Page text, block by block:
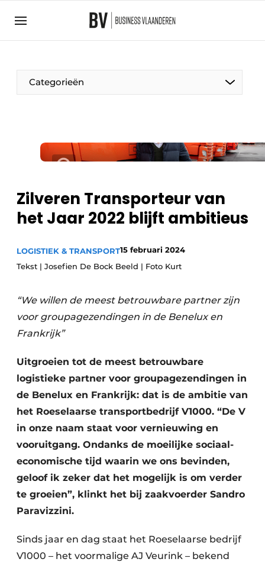
Bedrijven
Bedrijven
Direct contact
Home
Meest gelezen
Podcasts
Vacature aanmelden
Vacatures
Video’s
Categorieën
Zilveren Transporteur van
het Jaar 2022 blijft ambitieus
LOGISTIEK & TRANSPORT15 februari 2024
Tekst | Josefien De Bock Beeld | Foto Kurt
“We willen de meest betrouwbare partner zijn
voor groupagezendingen in de Benelux en
Frankrijk”
Uitgroeien tot de meest betrouwbare
logistieke partner voor groupagezendingen in
de Benelux en Frankrijk: dat is de ambitie van
het Roeselaarse transportbedrijf V1000. “De V
in onze naam staat voor vernieuwing en
vooruitgang. Ondanks de moeilijke sociaal-
economische tijd waarin we ons bevinden,
geloof ik zeker dat het mogelijk is om verder
te groeien”, klinkt het bij zaakvoerder Sandro
Paravizzini.
Sinds jaar en dag staat het Roeselaarse bedrijf
V1000 – het voormalige AJ Veurink – bekend